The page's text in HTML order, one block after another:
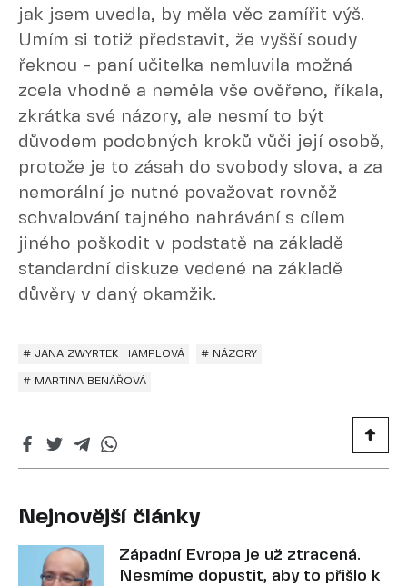
jak jsem uvedla, by měla věc zamířit výš.
Umím si totiž představit, že vyšší soudy
řeknou - paní učitelka nemluvila možná
zcela vhodně a neměla vše ověřeno, říkala,
zkrátka své názory, ale nesmí to být
důvodem podobných kroků vůči její osobě,
protože je to zásah do svobody slova, a za
nemorální je nutné považovat rovněž
schvalování tajného nahrávání s cílem
jiného poškodit v podstatě na základě
standardní diskuze vedené na základě
důvěry v daný okamžik.
# JANA ZWYRTEK HAMPLOVÁ # NÁZORY
# MARTINA BENÁŘOVÁ
Nejnovější články
Západní Evropa je už ztracená.
Nesmíme dopustit, aby to přišlo k